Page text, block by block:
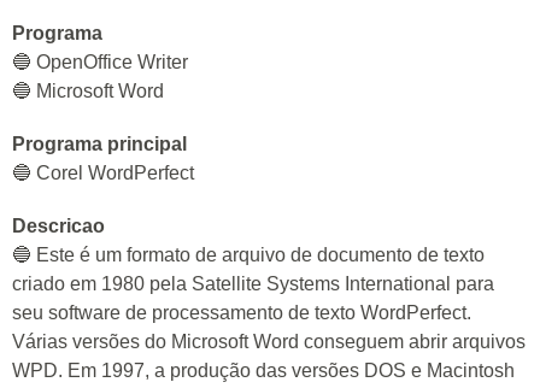
Programa
🔵 OpenOffice Writer
🔵 Microsoft Word
Programa principal
🔵 Corel WordPerfect
Descricao
🔵 Este é um formato de arquivo de documento de texto
criado em 1980 pela Satellite Systems International para
seu software de processamento de texto WordPerfect.
Várias versões do Microsoft Word conseguem abrir arquivos
WPD. Em 1997, a produção das versões DOS e Macintosh